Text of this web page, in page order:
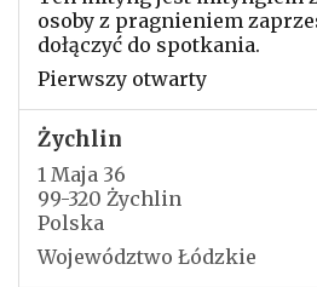
osoby z pragnieniem
dołączyć do spotkania.
Pierwszy otwarty
Żychlin
1 Maja 36
99-320 Żychlin
Polska
Województwo Łódzkie